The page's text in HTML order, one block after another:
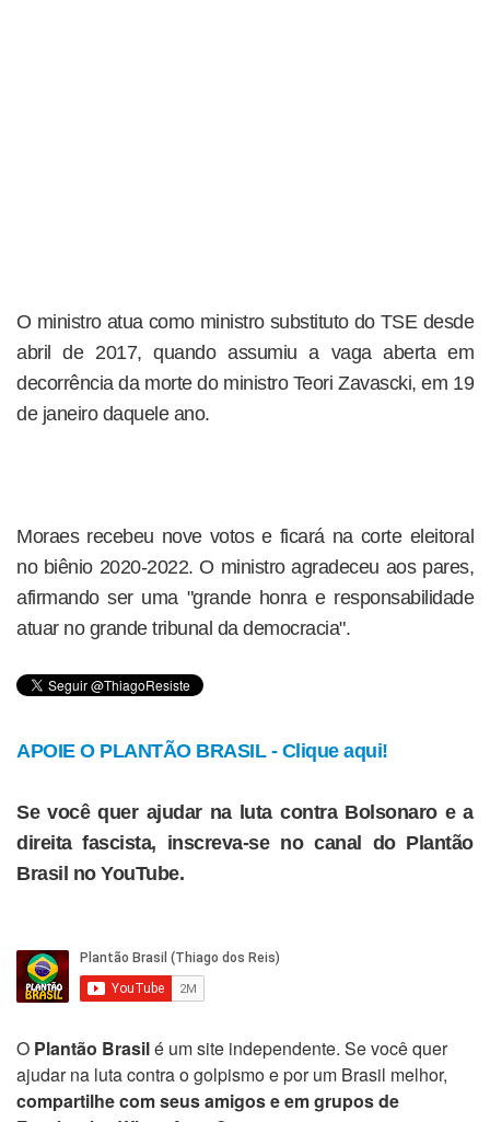
O ministro atua como ministro substituto do TSE desde
abril de 2017, quando assumiu a vaga aberta em
decorrência da morte do ministro Teori Zavascki, em 19
de janeiro daquele ano.
Moraes recebeu nove votos e ficará na corte eleitoral
no biênio 2020-2022. O ministro agradeceu aos pares,
afirmando ser uma "grande honra e responsabilidade
atuar no grande tribunal da democracia".
APOIE O PLANTÃO BRASIL - Clique aqui!
Se você quer ajudar na luta contra Bolsonaro e a
direita fascista, inscreva-se no canal do Plantão
Brasil no YouTube.
O Plantão Brasilé um site independente. Se você quer
ajudar na luta contra o golpismo e por um Brasil melhor,
compartilhe com seus amigos e em grupos de